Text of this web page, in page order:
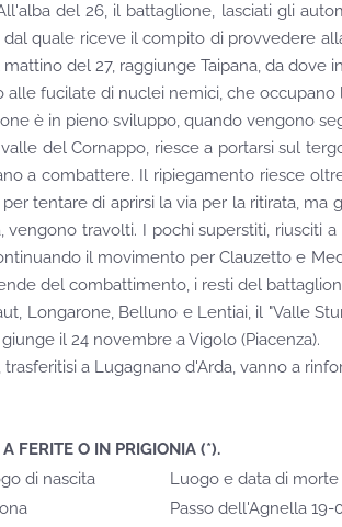
del 26, il battaglione, lasciati gli
quale riceve il compito di provvedere
del 27, raggiunge Taipana, da dove
fucilate di nuclei nemici, che occupano
è in pieno sviluppo, quando vengono
del Cornappo, riesce a portarsi sul
a combattere. Il ripiegamento riesce
tentare di aprirsi la via per la ritirata,
travolti. I pochi superstiti, riusciti
il movimento per Clauzetto e
del combattimento, i resti del
Longarone, Belluno e Lentiai, il "Valle
il 24 novembre a Vigolo (Piacenza).
a Lugagnano d'Arda, vanno a
FERITE O IN PRIGIONIA (*).
di nascita
Luogo e data di morte
Passo dell'Agnella 19-